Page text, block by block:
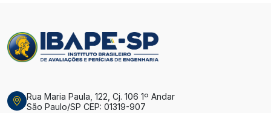
Rua Maria Paula, 122, Cj. 106 1º Andar
São Paulo/SP CEP: 01319-907